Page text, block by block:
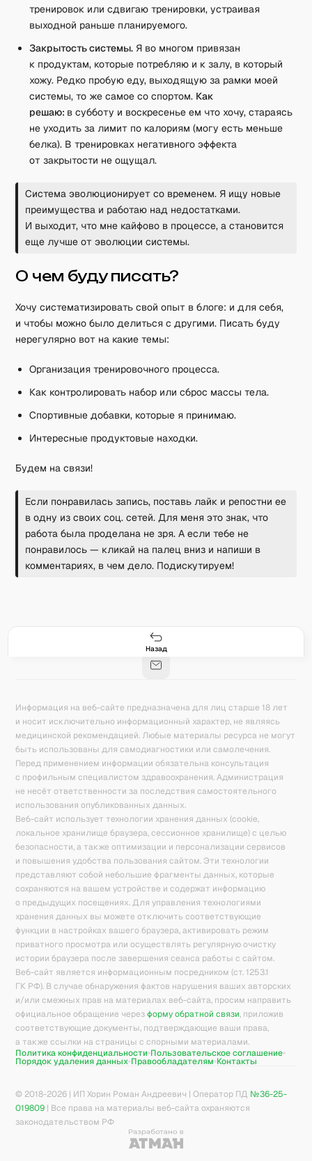
тренировок или сдвигаю тренировки, устраивая
выходной раньше планируемого.
Закрытость системы. Я во многом привязан
к продуктам, которые потребляю и к залу, в который
хожу. Редко пробую еду, выходящую за рамки моей
системы, то же самое со спортом. Как
решаю: в субботу и воскресенье ем что хочу, стараясь
не уходить за лимит по калориям (могу есть меньше
белка). В тренировках негативного эффекта
от закрытости не ощущал.
Система эволюционирует со временем. Я ищу новые
преимущества и работаю над недостатками.
И выходит, что мне кайфово в процессе, а становится
еще лучше от эволюции системы.
О чем буду писать?
Хочу систематизировать свой опыт в блоге: и для себя,
и чтобы можно было делиться с другими. Писать буду
нерегулярно вот на какие темы:
Организация тренировочного процесса.
Как контролировать набор или сброс массы тела.
Спортивные добавки, которые я принимаю.
Интересные продуктовые находки.
Будем на связи!
Если понравилась запись, поставь лайк и репостни ее
в одну из своих соц. сетей. Для меня это знак, что
работа была проделана не зря. А если тебе не
понравилось — кликай на палец вниз и напиши в
комментариях, в чем дело. Подискутируем!
Назад
171
Калькулятор калорий
Информация на веб-сайте предназначена для лиц старше 18 лет
и носит исключительно информационный характер, не являясь
медицинской рекомендацией. Любые материалы ресурса не могут
быть использованы для самодиагностики или самолечения.
Перед применением информации обязательна консультация
с профильным специалистом здравоохранения. Администрация
не несёт ответственности за последствия самостоятельного
использования опубликованных данных.
Веб-сайт использует технологии хранения данных (cookie,
локальное хранилище браузера, сессионное хранилище) с целью
безопасности, а также оптимизации и персонализации сервисов
и повышения удобства пользования сайтом. Эти технологии
представляют собой небольшие фрагменты данных, которые
сохраняются на вашем устройстве и содержат информацию
о предыдущих посещениях. Для управления технологиями
хранения данных вы можете отключить соответствующие
функции в настройках вашего браузера, активировать режим
приватного просмотра или осуществлять регулярную очистку
истории браузера после завершения сеанса работы с сайтом.
Веб-сайт является информационным посредником (ст. 1253.1
ГК РФ). В случае обнаружения фактов нарушения ваших авторских
и/или смежных прав на материалах веб-сайта, просим направить
официальное обращение через форму обратной связи, приложив
соответствующие документы, подтверждающие ваши права,
а также ссылки на страницы с спорными материалами.
Политика конфиденциальности Пользовательское соглашение
Порядок удаления данных Правообладателям Контакты
© 2018-2026 | ИП Хорин Роман Андреевич | Оператор ПД №36-25-
019809 | Все права на материалы веб-сайта охраняются
законодательством РФ